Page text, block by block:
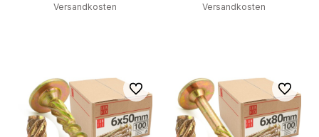
Versandkosten
Versandkosten
Zu Favoriten Zu